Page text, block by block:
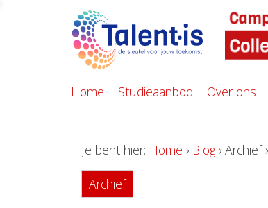
Home Studieaanbod Over ons
Je bent hier: Home › Blog › Archief
Archief